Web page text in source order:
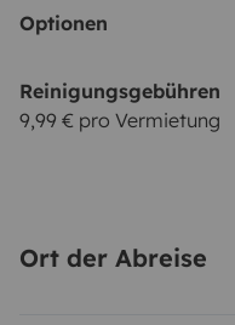
Optionen
Reinigungsgebühren
9,99 € pro Vermietung
Ort der Abreise